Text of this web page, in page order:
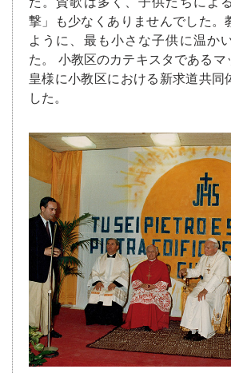
撃」も少なくありませんでした。
ように、最も小さな子供に温か
た。 小教区のカテキスタであるマ
皇様に小教区における新求道共同
した。